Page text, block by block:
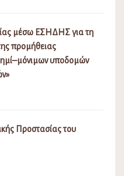
μέσω ΕΣΗΔΗΣ για τη
προμήθειας
υποδομών
Προστασίας του